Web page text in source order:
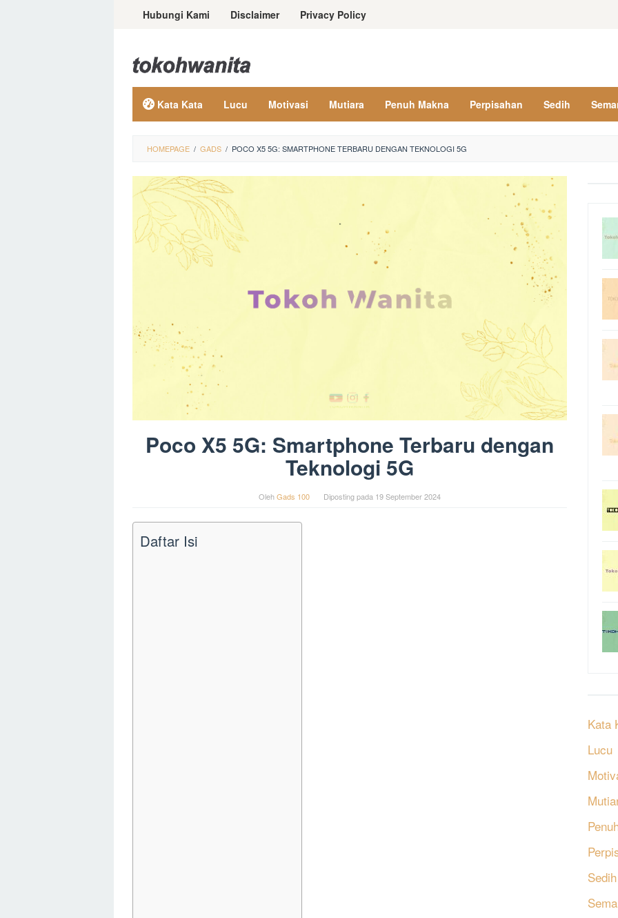
LoncatHubungi Kami Disclaimer Privacy Policy
Kata Kata Lucu Motivasi Mutiara Penuh Makna Perpisahan Sedih
HOMEPAGE / GADS / POCO X5 5G: SMARTPHONE TERBARU DENGAN TEKNOLOGI 5G
Poco X5 5G: Smartphone Terbaru dengan
Teknologi 5G
OlehGads 100 Diposting pada 19 September 2024
Daftar Isi
Kata
Lucu
Sedih